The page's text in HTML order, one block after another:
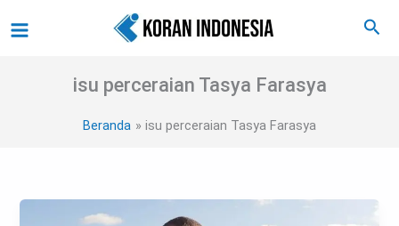
ke
Cari
isu perceraian Tasya Farasya
Beranda isu perceraian Tasya Farasya